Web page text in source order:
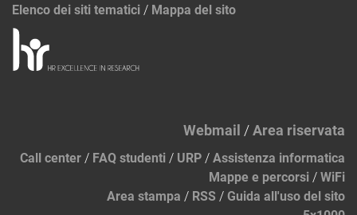
Elenco dei siti tematici / Mappa del sito
Webmail /Area riservata
Call center / FAQ studenti / URP / Assistenza informatica
Mappe e percorsi / WiFi
Area stampa / RSS / Guida all'uso del sito